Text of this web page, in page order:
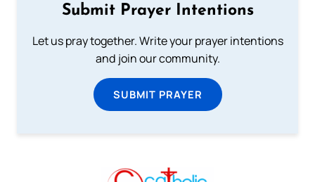
Submit Prayer Intentions
Let us pray together. Write your prayer intentions
and join our community.
SUBMIT PRAYER